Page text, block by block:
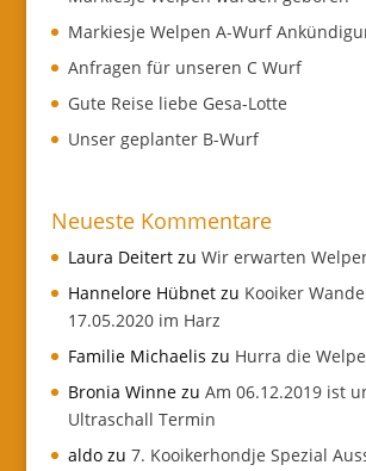
Markiesje Welpen A-Wurf
Anfragen für unseren C Wurf
Gute Reise liebe Gesa-Lotte
Unser geplanter B-Wurf
Neueste Kommentare
Laura Deitertzu Wir erwarten
Hannelore Hübnetzu Kooiker
17.05.2020 im Harz
Familie Michaelis zu Hurra die
Bronia Winnezu Am 06.12.2019 ist
Ultraschall Termin
aldozu 7. Kooikerhondje Spezial